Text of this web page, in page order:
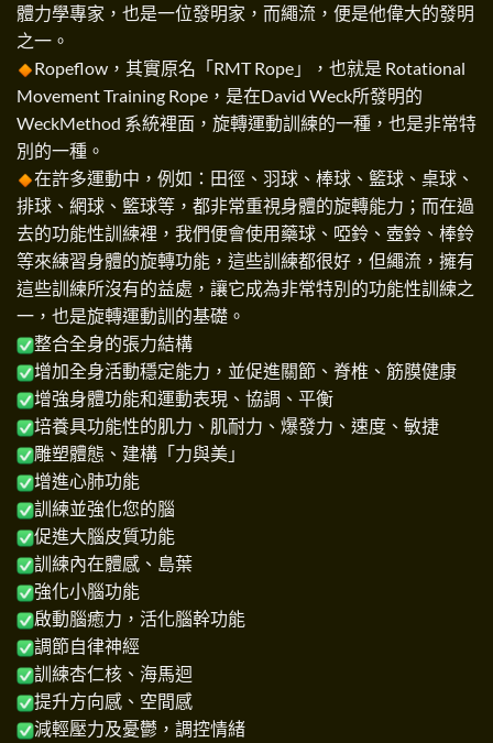
體力學專家，也是一位發明家，而繩流，便是他偉大的發明
之一。
Ropeflow，其實原名「RMT Rope」，也就是 Rotational
Movement Training Rope，是在David Weck所發明的
WeckMethod 系統裡面，旋轉運動訓練的一種，也是非常特
別的一種。
在許多運動中，例如：田徑、羽球、棒球、籃球、桌球、
排球、網球、籃球等，都非常重視身體的旋轉能力；而在過
去的功能性訓練裡，我們便會使用藥球、啞鈴、壺鈴、棒鈴
等來練習身體的旋轉功能，這些訓練都很好，但繩流，擁有
這些訓練所沒有的益處，讓它成為非常特別的功能性訓練之
一，也是旋轉運動訓的基礎。
整合全身的張力結構
增加全身活動穩定能力，並促進關節、脊椎、筋膜健康
增強身體功能和運動表現、協調、平衡
培養具功能性的肌力、肌耐力、爆發力、速度、敏捷
雕塑體態、建構「力與美」
增進心肺功能
訓練並強化您的腦
促進大腦皮質功能
訓練內在體感、島葉
強化小腦功能
啟動腦癒力，活化腦幹功能
調節自律神經
訓練杏仁核、海馬迴
提升方向感、空間感
減輕壓力及憂鬱，調控情緒